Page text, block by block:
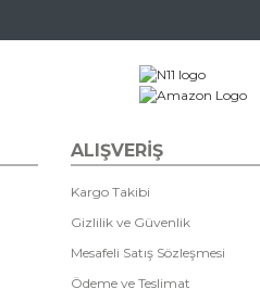
ALIŞVERİŞ
Kargo Takibi
Gizlilik ve Güvenlik
Mesafeli Satış Sözleşmesi
Ödeme ve Teslimat